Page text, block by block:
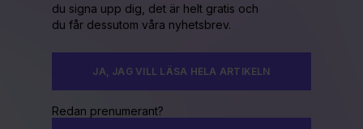
du signa upp dig, det är helt gratis och
du får dessutom våra nyhetsbrev.
JA, JAG VILL LÄSA HELA ARTIKELN
Redan prenumerant?